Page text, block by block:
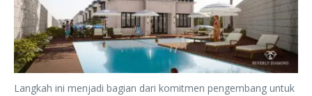
Langkah ini menjadi bagian dari komitmen pengembang untuk